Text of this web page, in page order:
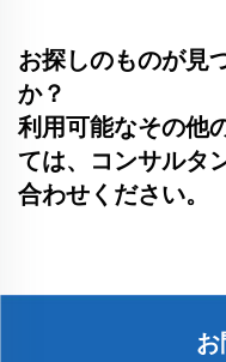
お探しのものが見
か？
利用可能なその他
ては、コンサルタ
合わせください。